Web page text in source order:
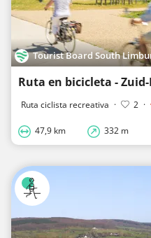
Tourist Board South
Ruta ciclista recreativa · 2 ·
47,9 km 332 m